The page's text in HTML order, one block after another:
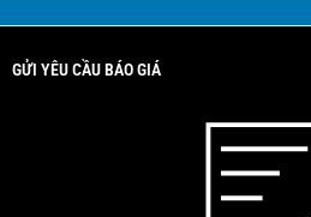
GỬI YÊU CẦU BÁO GIÁ